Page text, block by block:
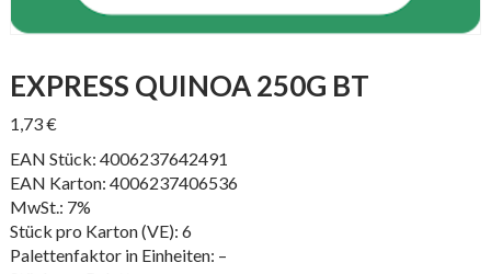
EXPRESS QUINOA 250G BT
1,73€
EAN Stück: 4006237642491
EAN Karton: 4006237406536
MwSt.: 7%
Stück pro Karton (VE): 6
Palettenfaktor in Einheiten: –